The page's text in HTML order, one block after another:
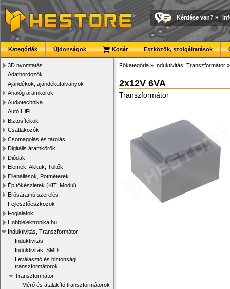
Kérdése van? »
Kategóriák Újdonságok Kosár Eszközök, szolgáltatások
3D nyomtatás
Adathordozók
Ajándékok, ajándékutalványok
Analóg áramkörök
Audiotechnika
Autó HiFi
Biztosítékok
Csatlakozók
Csomagolás és tárolás
Digitális áramkörök
Diódák
Elemek, Akkuk, Töltők
Ellenállások, Potméterek
Építőkészletek (KIT, Modul)
Erősáramú szerelés
Fejlesztőeszközök
Foglalatok
Hobbielektronika.hu
Induktivitás, Transzformátor
Induktivitás
Induktivitás, SMD
Leválasztó és biztonsági
transzformátorok
Transzformátor
Mérő és átalakító transzformátorok
Főkategória » Induktivitás, Transzformátor
2x12V 6VA
Transzformátor